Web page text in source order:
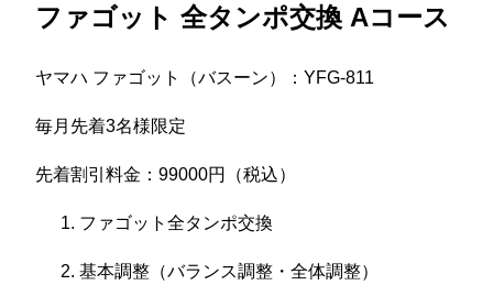
ファゴット 全タンポ交換 Aコース
ヤマハ ファゴット（バスーン）：YFG-811
毎月先着3名様限定
先着割引料金：99000円（税込）
ファゴット全タンポ交換
基本調整（バランス調整・全体調整）